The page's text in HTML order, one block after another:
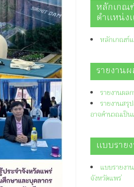
หลักเกณ
ตำแหน่ง
หลักเกณฑ์แ
รายงาน
รายงานผล
รายงานสรุ
อาจคำนวณเป็น
แบบราย
แบบรายงา
จังหวัดแพร่